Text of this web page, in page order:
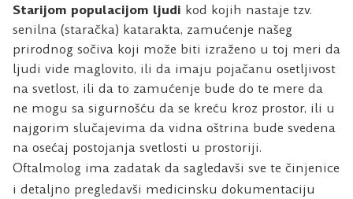
Starijom populacijom ljudi kod kojih nastaje tzv.
senilna (staračka) katarakta, zamućenje našeg
prirodnog sočiva koji može biti izraženo u toj meri da
ljudi vide maglovito, ili da imaju pojačanu osetljivost
na svetlost, ili da to zamućenje bude do te mere da
ne mogu sa sigurnošću da se kreću kroz prostor, ili u
najgorim slučajevima da vidna oštrina bude svedena
na osećaj postojanja svetlosti u prostoriji.
Oftalmolog ima zadatak da sagledavši sve te činjenice
i detaljno pregledavši medicinsku dokumentaciju